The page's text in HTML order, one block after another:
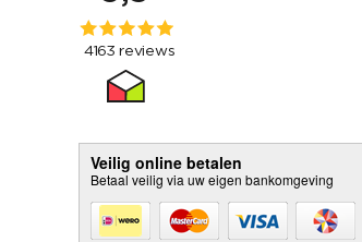
Veilig online betalen
Betaal veilig via uw eigen bankomgeving